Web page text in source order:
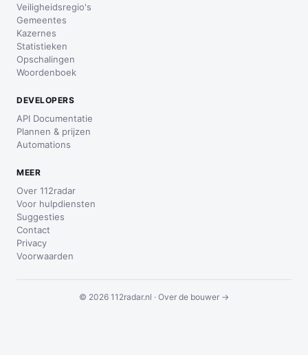
Veiligheidsregio's
Gemeentes
Kazernes
Statistieken
Opschalingen
Woordenboek
DEVELOPERS
API Documentatie
Plannen & prijzen
Automations
MEER
Over 112radar
Voor hulpdiensten
Suggesties
Contact
Privacy
Voorwaarden
© 2026 112radar.nl · Over de bouwer →